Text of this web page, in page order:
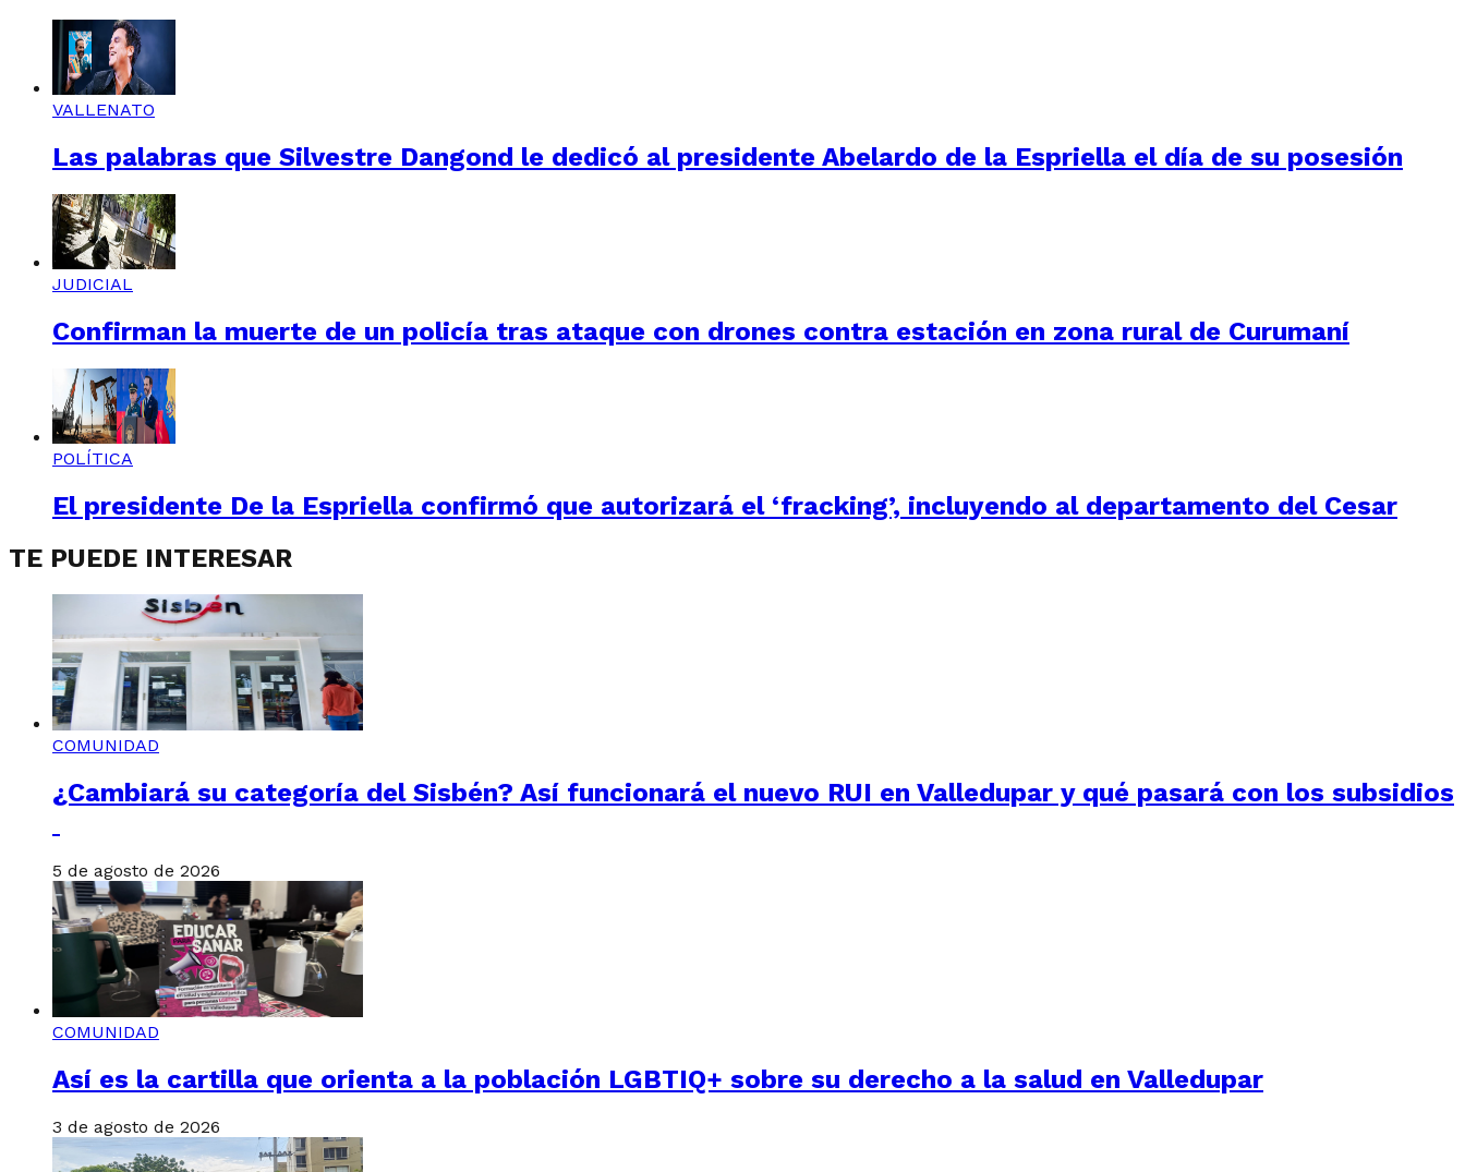
VALLENATO
Las palabras que Silvestre Dangond le dedicó al presidente Abelardo de la Espriella el día de su posesión
JUDICIAL
Confirman la muerte de un policía tras ataque con drones contra estación en zona rural de Curumaní
POLÍTICA
El presidente De la Espriella confirmó que autorizará el ‘fracking’, incluyendo al departamento del Cesar
TE PUEDE INTERESAR
COMUNIDAD
¿Cambiará su categoría del Sisbén? Así funcionará el nuevo RUI en Valledupar y qué pasará con los subsidios
5 de agosto de 2026
COMUNIDAD
Así es la cartilla que orienta a la población LGBTIQ+ sobre su derecho a la salud en Valledupar
3 de agosto de 2026